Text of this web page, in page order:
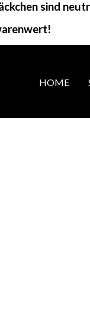
sind
HOME